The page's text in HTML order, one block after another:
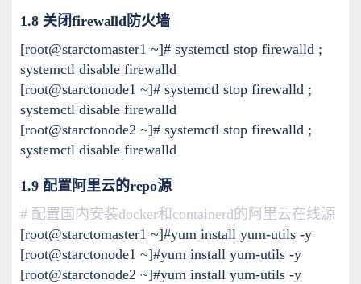
1.8 关闭firewalld防火墙
[root@starctomaster1 ~]# systemctl stop firewalld ;
systemctl disable firewalld
[root@starctonode1 ~]# systemctl stop firewalld ;
systemctl disable firewalld
[root@starctonode2 ~]# systemctl stop firewalld ;
systemctl disable firewalld
1.9 配置阿里云的repo源
# 配置国内安装docker和containerd的阿里云在线源
[root@starctomaster1 ~]#yum install yum-utils -y
[root@starctonode1 ~]#yum install yum-utils -y
[root@starctonode2 ~]#yum install yum-utils -y